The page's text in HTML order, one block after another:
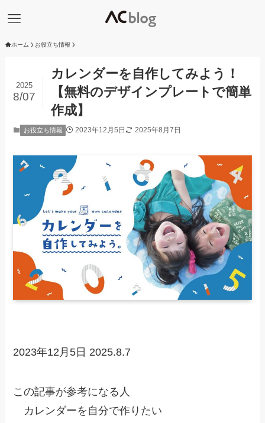
ホーム お役立ち情報
カレンダーを自作してみよう！
【無料のデザインプレートで簡単
作成】
2025
8/07
お役立ち情報 2023年12月5日 2025年8月7日
2023年12月5日 2025.8.7
この記事が参考になる人
カレンダーを自分で作りたい